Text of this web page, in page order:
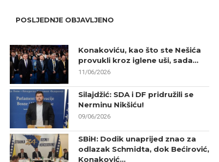
POSLJEDNJE OBJAVLJENO
Konakoviću, kao što ste Nešića
provukli kroz iglene uši, sada...
11/06/2026
Silajdžić: SDA i DF pridružili se
Nerminu Nikšiću!
09/06/2026
SBiH: Dodik unaprijed znao za
odlazak Schmidta, dok Bećirović,
Konaković...